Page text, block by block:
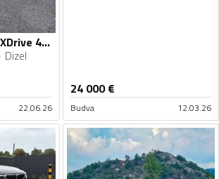
BMW - 520 - 520 XDrive 4x4
Dizel
22.06.26
24 000€
Budva 12.03.26